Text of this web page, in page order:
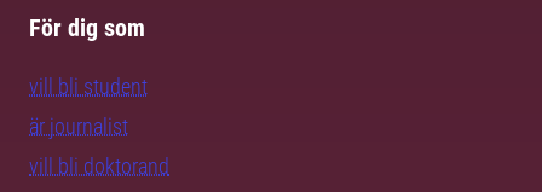
För dig som
vill bli student
är journalist
vill bli doktorand